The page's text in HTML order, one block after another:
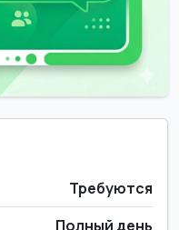
Требуются
Полный день